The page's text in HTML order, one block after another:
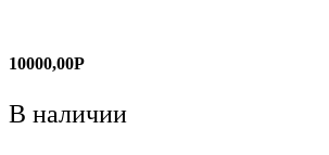
10000,00Р
В наличии